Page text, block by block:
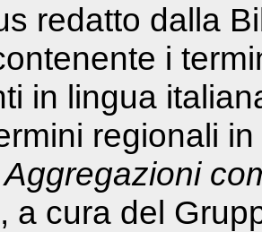
redatto dalla
i
in lingua
regionali
Aggregazioni
a cura del